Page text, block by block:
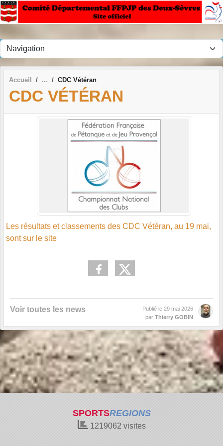
Accueil CDC Vétéran
CDC VÉTÉRAN
Les résultats et classements des CDC Vétéran, au 19 mai,
sont sur le site
Voir toutes les news Publié le 29 mai 2026
par Thierry GOBIN
SPORTSREGIONS
1219062 visites
Panneau de gestion des cookies